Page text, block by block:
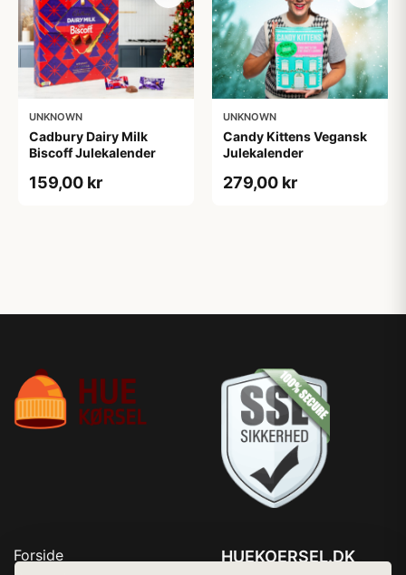
UNKNOWN
Cadbury Dairy Milk
Biscoff Julekalender
159,00 kr
UNKNOWN
Candy Kittens Vegansk
Julekalender
279,00 kr
Forside
HUEKOERSEL.DK